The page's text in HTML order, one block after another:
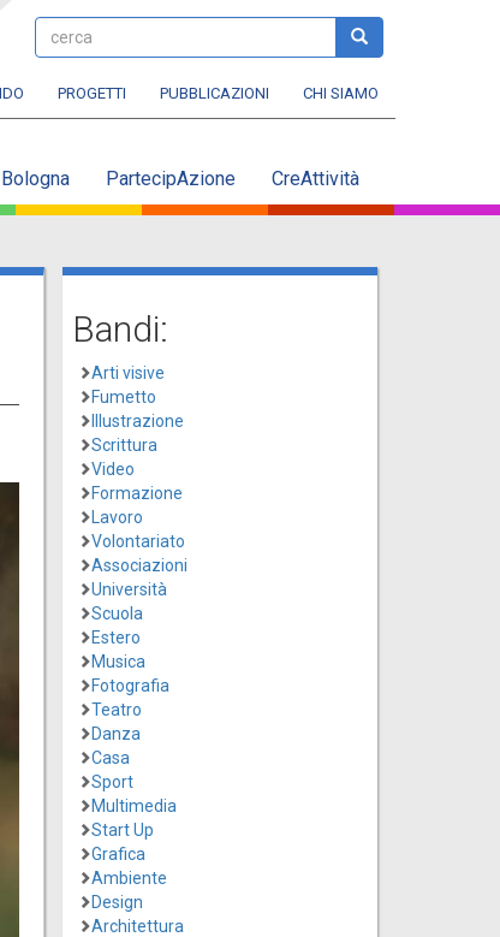
cerca cerca
PROGETTI PUBBLICAZIONI CHI SIAMO
PartecipAzione CreAttività
Bandi:
Arti visive
Fumetto
Illustrazione
Scrittura
Video
Formazione
Lavoro
Volontariato
Associazioni
Università
Scuola
Estero
Musica
Fotografia
Teatro
Danza
Casa
Sport
Multimedia
Start Up
Grafica
Ambiente
Design
Architettura